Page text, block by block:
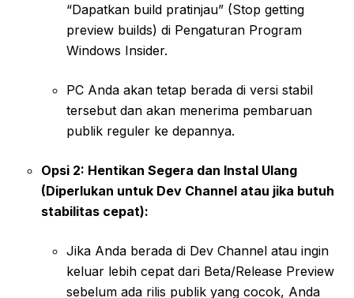
“Dapatkan build pratinjau” (Stop getting
preview builds) di Pengaturan Program
Windows Insider.
PC Anda akan tetap berada di versi stabil
tersebut dan akan menerima pembaruan
publik reguler ke depannya.
Opsi 2: Hentikan Segera dan Instal Ulang
(Diperlukan untuk Dev Channel atau jika butuh
stabilitas cepat):
Jika Anda berada di Dev Channel atau ingin
keluar lebih cepat dari Beta/Release Preview
sebelum ada rilis publik yang cocok, Anda